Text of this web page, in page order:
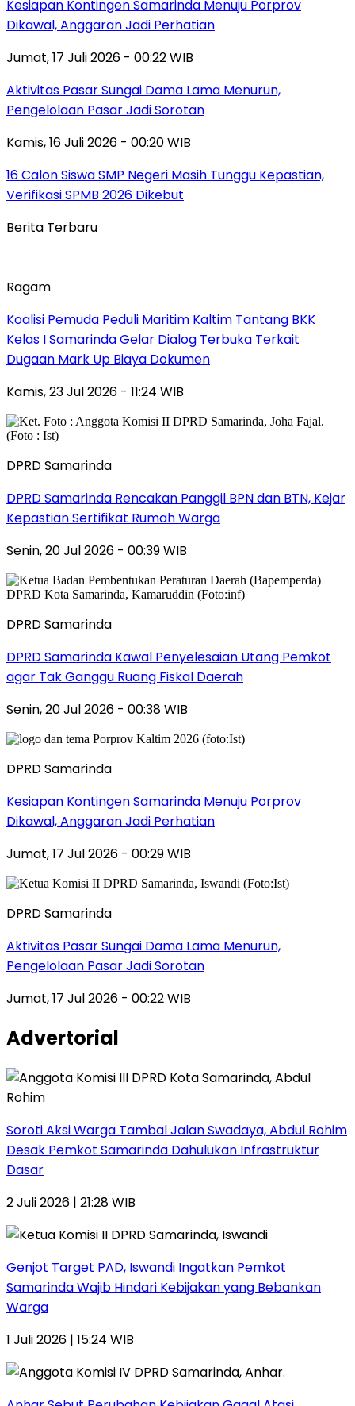
Kesiapan Kontingen Samarinda Menuju Porprov
Dikawal, Anggaran Jadi Perhatian
Jumat, 17 Juli 2026 - 00:22 WIB
Aktivitas Pasar Sungai Dama Lama Menurun,
Pengelolaan Pasar Jadi Sorotan
Kamis, 16 Juli 2026 - 00:20 WIB
16 Calon Siswa SMP Negeri Masih Tunggu Kepastian,
Verifikasi SPMB 2026 Dikebut
Berita Terbaru
Ragam
Koalisi Pemuda Peduli Maritim Kaltim Tantang BKK
Kelas I Samarinda Gelar Dialog Terbuka Terkait
Dugaan Mark Up Biaya Dokumen
Kamis, 23 Jul 2026 - 11:24 WIB
DPRD Samarinda
DPRD Samarinda Rencakan Panggil BPN dan BTN, Kejar
Kepastian Sertifikat Rumah Warga
Senin, 20 Jul 2026 - 00:39 WIB
DPRD Samarinda
DPRD Samarinda Kawal Penyelesaian Utang Pemkot
agar Tak Ganggu Ruang Fiskal Daerah
Senin, 20 Jul 2026 - 00:38 WIB
DPRD Samarinda
Kesiapan Kontingen Samarinda Menuju Porprov
Dikawal, Anggaran Jadi Perhatian
Jumat, 17 Jul 2026 - 00:29 WIB
DPRD Samarinda
Aktivitas Pasar Sungai Dama Lama Menurun,
Pengelolaan Pasar Jadi Sorotan
Jumat, 17 Jul 2026 - 00:22 WIB
Advertorial
Soroti Aksi Warga Tambal Jalan Swadaya, Abdul Rohim
Desak Pemkot Samarinda Dahulukan Infrastruktur
Dasar
2 Juli 2026 | 21:28 WIB
Genjot Target PAD, Iswandi Ingatkan Pemkot
Samarinda Wajib Hindari Kebijakan yang Bebankan
Warga
1 Juli 2026 | 15:24 WIB